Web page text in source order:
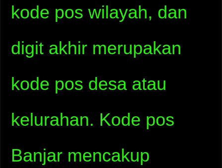
kode pos wilayah, dan
digit akhir merupakan
kode pos desa atau
kelurahan. Kode pos
Banjar mencakup